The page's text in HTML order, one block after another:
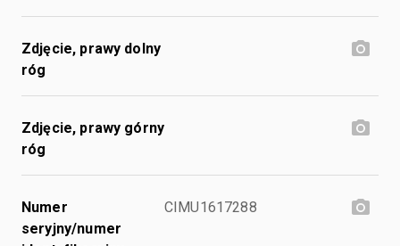
Zdjęcie, prawy dolny
róg
Zdjęcie, prawy górny
róg
Numer
seryjny/numer
CIMU1617288